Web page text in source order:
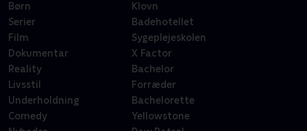
Børn
Serier
Film
Dokumentar
Reality
Livsstil
Underholdning
Comedy
Klovn
Badehotellet
Sygeplejeskolen
X Factor
Bachelor
Forræder
Bachelorette
Yellowstone